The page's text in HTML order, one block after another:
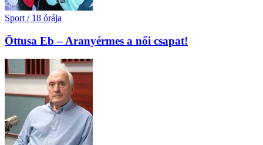
Sport / 18 órája
Öttusa Eb – Aranyérmes a női csapat!